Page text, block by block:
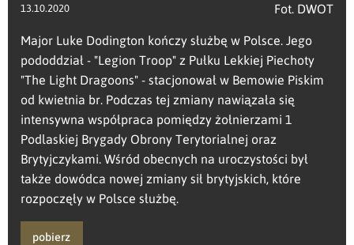
13.10.2020 Fot. DWOT
Major Luke Dodington kończy służbę w Polsce. Jego
pododdział - "Legion Troop" z Pułku Lekkiej Piechoty
"The Light Dragoons" - stacjonował w Bemowie Piskim
od kwietnia br. Podczas tej zmiany nawiązała się
intensywna współpraca pomiędzy żołnierzami 1
Podlaskiej Brygady Obrony Terytorialnej oraz
Brytyjczykami. Wśród obecnych na uroczystości był
także dowódca nowej zmiany sił brytyjskich, które
rozpoczęły w Polsce służbę.
pobierz